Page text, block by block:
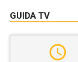
GUIDA TV